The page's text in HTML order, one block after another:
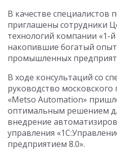
В качестве специалистов
приглашены сотрудники
технологий компании «1-
накопившие богатый
промышленных
В ходе консультаций со
руководство московского
«Metso Automation»
оптимальным решением
внедрение
управления
предприятием 8.0».